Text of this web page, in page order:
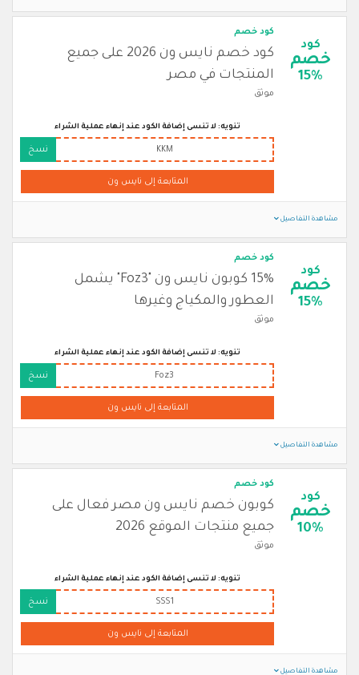
كود
خصم
15%
كود خصم
كود خصم نايس ون 2026 على جميع
المنتجات في مصر
موثق
تنويه: لا تنسى إضافة الكود عند إنهاء عملية الشراء
KKM نسخ
المتابعة إلى نايس ون
مشاهدة التفاصيل
كود
خصم
15%
كود خصم
15% كوبون نايس ون "Foz3" يشمل
العطور والمكياج وغيرها
موثق
تنويه: لا تنسى إضافة الكود عند إنهاء عملية الشراء
Foz3 نسخ
المتابعة إلى نايس ون
مشاهدة التفاصيل
كود
خصم
10%
كود خصم
كوبون خصم نايس ون مصر فعال على
جميع منتجات الموقع 2026
موثق
تنويه: لا تنسى إضافة الكود عند إنهاء عملية الشراء
SSS1 نسخ
المتابعة إلى نايس ون
مشاهدة التفاصيل